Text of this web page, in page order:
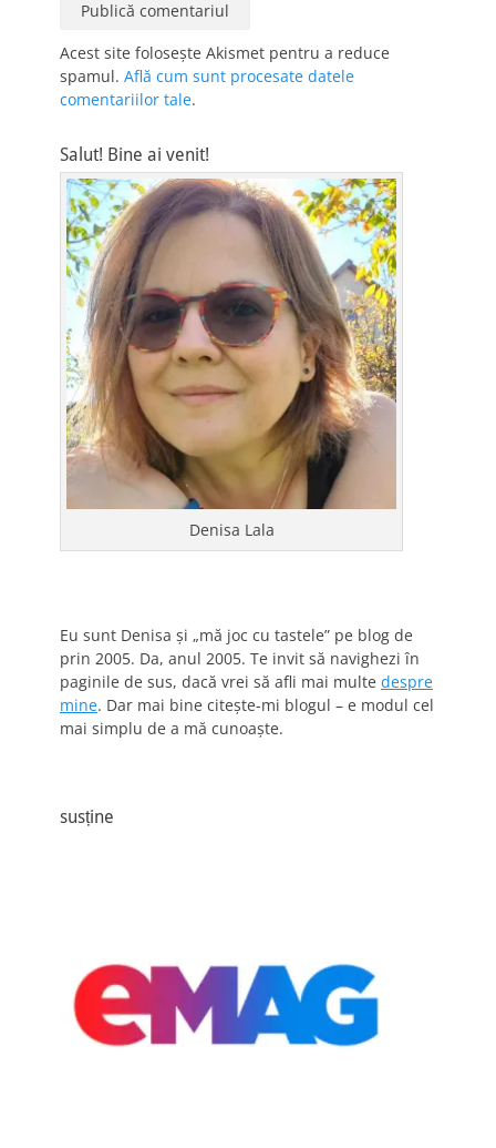
Acest site folosește Akismet pentru a reduce
spamul. Află cum sunt procesate datele
comentariilor tale.
Salut! Bine ai venit!
Denisa Lala
Eu sunt Denisa și „mă joc cu tastele” pe blog de
prin 2005. Da, anul 2005. Te invit să navighezi în
paginile de sus, dacă vrei să afli mai multe despre
mine. Dar mai bine citește-mi blogul – e modul cel
mai simplu de a mă cunoaște.
susține